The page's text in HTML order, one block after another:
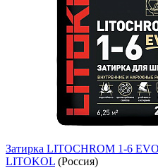
Затирка LITOCHROM 1-6
LITOKOL (Россия)